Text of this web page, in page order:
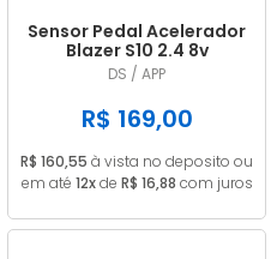
Sensor Pedal Acelerador
Blazer S10 2.4 8v
Gasolina 2006/2011
DS / APP
R$ 169,00
R$ 160,55 à vista no deposito ou
em até 12xde R$ 16,88 com juros